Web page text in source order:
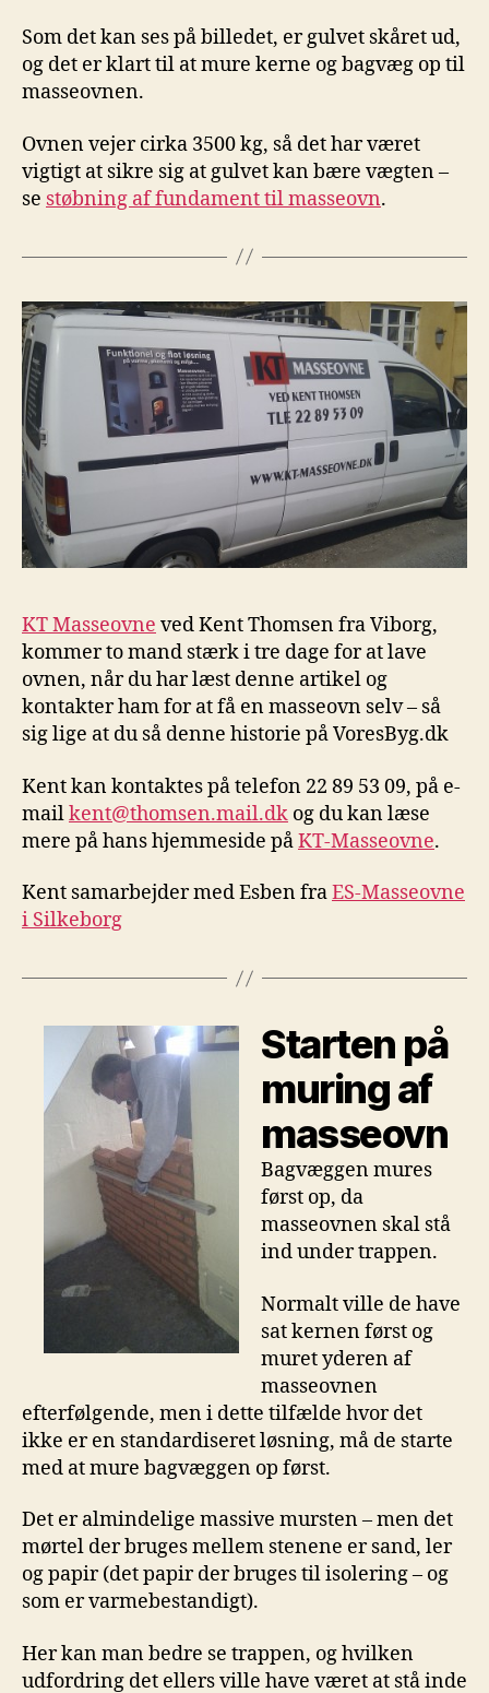
Som det kan ses på billedet, er gulvet skåret ud,
og det er klart til at mure kerne og bagvæg op til
masseovnen.
Ovnen vejer cirka 3500 kg, så det har været
vigtigt at sikre sig at gulvet kan bære vægten –
se støbning af fundament til masseovn.
KT Masseovne ved Kent Thomsen fra Viborg,
kommer to mand stærk i tre dage for at lave
ovnen, når du har læst denne artikel og
kontakter ham for at få en masseovn selv – så
sig lige at du så denne historie på VoresByg.dk
Kent kan kontaktes på telefon 22 89 53 09, på e-
mailkent@thomsen.mail.dk og du kan læse
mere på hans hjemmeside påKT-Masseovne.
Kent samarbejder med Esben fraES-Masseovne
i Silkeborg
Starten på
muring af
masseovn
Bagvæggen mures
først op, da
masseovnen skal stå
ind under trappen.
Normalt ville de have
sat kernen først og
muret yderen af
masseovnen
efterfølgende, men i dette tilfælde hvor det
ikke er en standardiseret løsning, må de starte
med at mure bagvæggen op først.
Det er almindelige massive mursten – men det
mørtel der bruges mellem stenene er sand, ler
og papir (det papir der bruges til isolering – og
som er varmebestandigt).
Her kan man bedre se trappen, og hvilken
udfordring det ellers ville have været at stå inde